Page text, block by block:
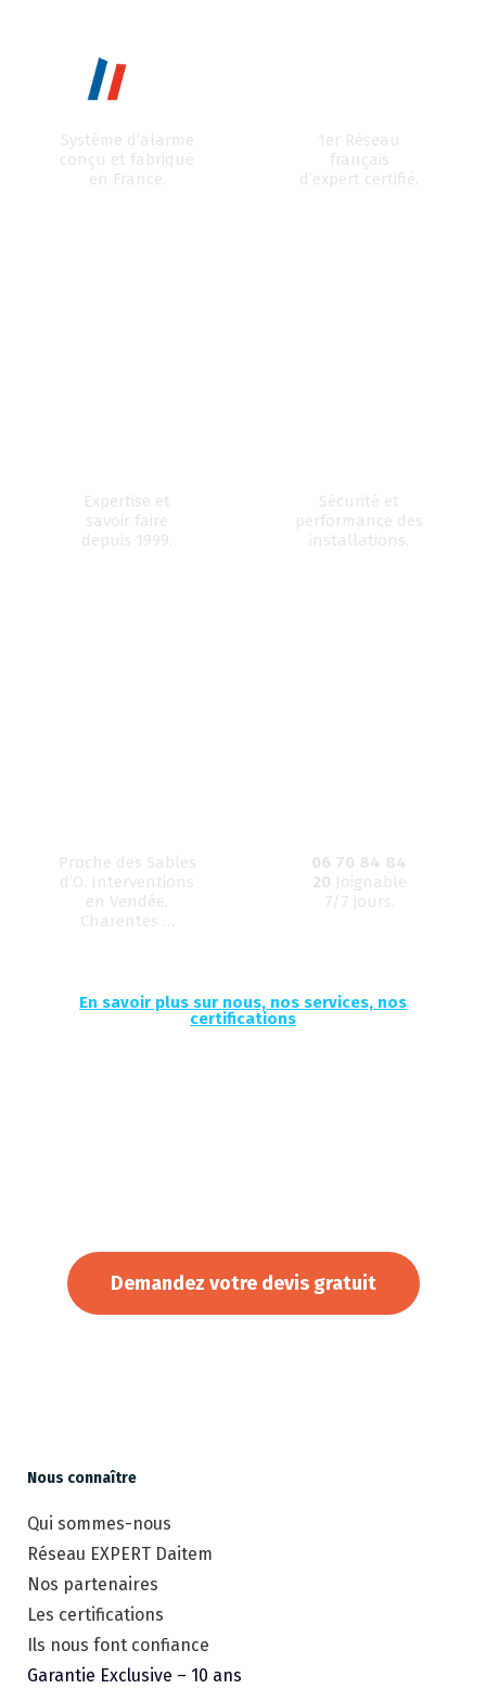
Système d’alarme
conçu et fabriqué
en France.
1er Réseau
français
d’expert certifié.
Expertise et
savoir faire
depuis 1999.
Sécurité et
performance des
installations.
Proche des Sables
d’O. Interventions
en Vendée,
Charentes …
06 70 84 84
20 Joignable
7/7 jours.
En savoir plus sur nous, nos services, nos
certifications
Demandez votre devis gratuit
Nous connaître
Qui sommes-nous
Réseau EXPERT Daitem
Nos partenaires
Les certifications
Ils nous font confiance
Garantie Exclusive – 10 ans